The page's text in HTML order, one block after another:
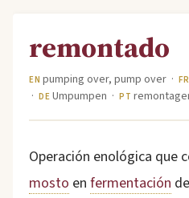
remontado
EN pumping over, pump over ·FR
· DE Umpumpen ·PT
Operación enológica que
mosto en fermentación